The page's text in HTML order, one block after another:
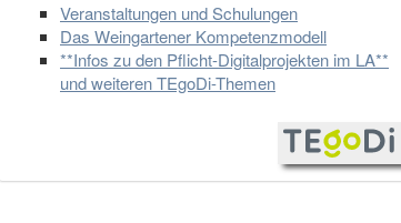
Veranstaltungen und Schulungen
Das Weingartener Kompetenzmodell
**Infos zu den Pflicht-Digitalprojekten im LA**
und weiteren TEgoDi-Themen